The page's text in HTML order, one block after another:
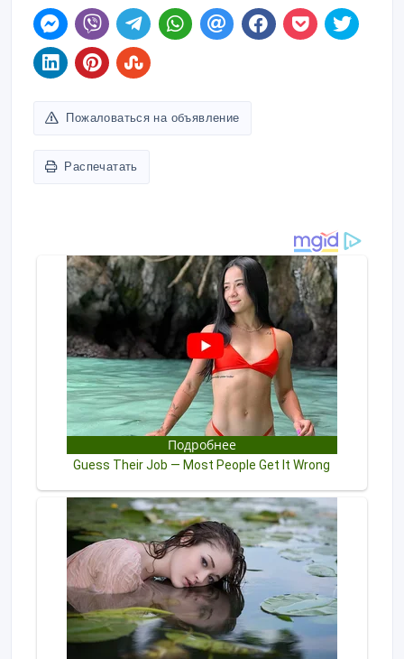
Пожаловаться на объявление
Распечатать